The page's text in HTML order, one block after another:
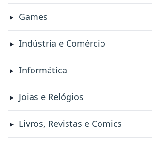
Games
Indústria e Comércio
Informática
Joias e Relógios
Livros, Revistas e Comics